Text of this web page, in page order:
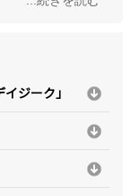
住しエディタ
スタグラム
ジーク」